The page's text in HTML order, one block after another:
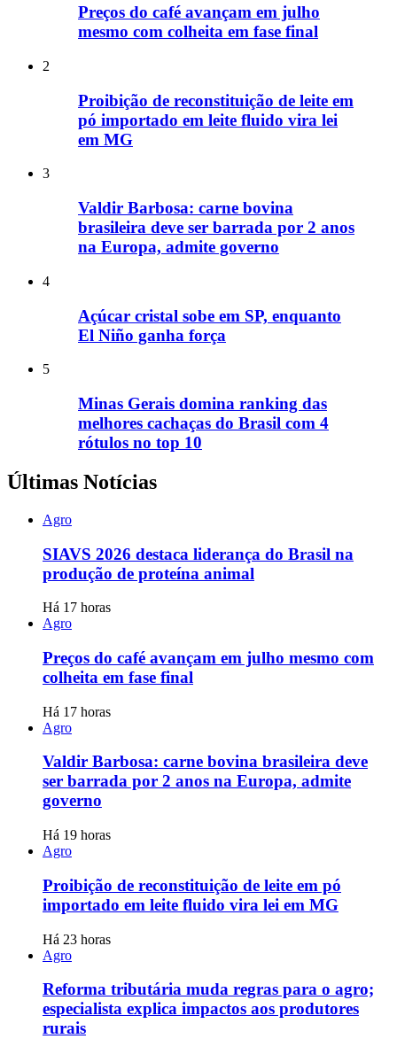
Preços do café avançam em julho
mesmo com colheita em fase final
2
Proibição de reconstituição de leite em
pó importado em leite fluido vira lei
em MG
3
Valdir Barbosa: carne bovina
brasileira deve ser barrada por 2 anos
na Europa, admite governo
4
Açúcar cristal sobe em SP, enquanto
El Niño ganha força
5
Minas Gerais domina ranking das
melhores cachaças do Brasil com 4
rótulos no top 10
Últimas Notícias
Agro
SIAVS 2026 destaca liderança do Brasil na
produção de proteína animal
Há 17 horas
Agro
Preços do café avançam em julho mesmo com
colheita em fase final
Há 17 horas
Agro
Valdir Barbosa: carne bovina brasileira deve
ser barrada por 2 anos na Europa, admite
governo
Há 19 horas
Agro
Proibição de reconstituição de leite em pó
importado em leite fluido vira lei em MG
Há 23 horas
Agro
Reforma tributária muda regras para o agro;
especialista explica impactos aos produtores
rurais